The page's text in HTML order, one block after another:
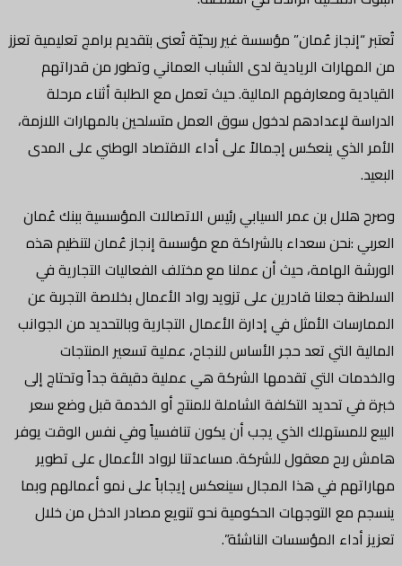
تُعتبر “إنجاز عُمان” مؤسسة غير ربحيّة تُعنى بتقديم برامج تعليمية تعزز
من المهارات الريادية لدى الشباب العماني وتطور من قدراتهم
القيادية ومعارفهم المالية. حيث تعمل مع الطلبة أثناء مرحلة
الدراسة لإعدادهم لدخول سوق العمل متسلحين بالمهارات اللازمة،
الأمر الذي ينعكس إجمالاً على أداء الاقتصاد الوطني على المدى
البعيد.
وصرح هلال بن عمر السيابي رئيس الاتصالات المؤسسية ببنك عُمان
العربي :نحن سعداء بالشراكة مع مؤسسة إنجاز عُمان لتنظيم هذه
الورشة الهامة، حيث أن عملنا مع مختلف الفعاليات التجارية في
السلطنة جعلنا قادرين على تزويد رواد الأعمال بخلاصة التجربة عن
الممارسات الأمثل في إدارة الأعمال التجارية وبالتحديد من الجوانب
المالية التي تعد حجر الأساس للنجاح، عملية تسعير المنتجات
والخدمات التي تقدمها الشركة هي عملية دقيقة جداً وتحتاج إلى
خبرة في تحديد التكلفة الشاملة للمنتج أو الخدمة قبل وضع سعر
البيع للمستهلك الذي يجب أن يكون تنافسياً وفي نفس الوقت يوفر
هامش ربح معقول للشركة. مساعدتنا لرواد الأعمال على تطوير
مهاراتهم في هذا المجال سينعكس إيجاباً على نمو أعمالهم وبما
ينسجم مع التوجهات الحكومية نحو تنويع مصادر الدخل من خلال
تعزيز أداء المؤسسات الناشئة”.